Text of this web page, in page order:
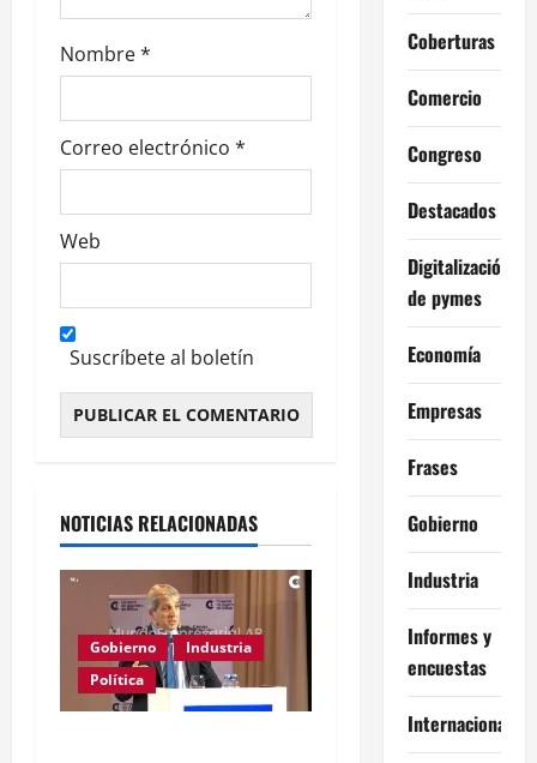
d
a
s
Nombre*
Correo electrónico *
Web
Suscríbete al boletín
NOTICIAS RELACIONADAS
Gobierno
Industria
Política
Coberturas
Comercio
Congreso
Destacados
Digitalización
de pymes
Economía
Empresas
Frases
Gobierno
Industria
Informes y
encuestas
Internacional